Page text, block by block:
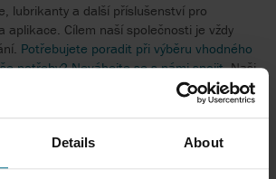
Details About
lubrikanty a další příslušenství pro
aplikace. Cílem naší společnosti je vždy
Potřebujete poradit při výběru vhodného
potřeby? Neváhejte se s námi spojit.Naši
Vám poradí při řešení složitých problémů, od
až po instalaci zařízení a následnou